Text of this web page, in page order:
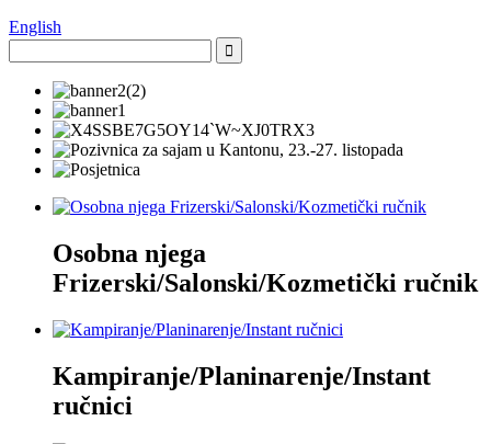
English
Osobna njega
Frizerski/Salonski/Kozmetički ručnik
Kampiranje/Planinarenje/Instant
ručnici